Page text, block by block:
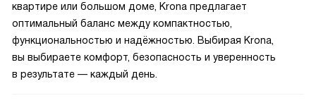
квартире или большом доме, Krona предлагает
оптимальный баланс между компактностью,
функциональностью и надёжностью. Выбирая Krona,
вы выбираете комфорт, безопасность и уверенность
в результате — каждый день.